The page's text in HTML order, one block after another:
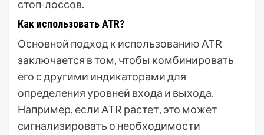
стоп-лоссов.
Как использовать ATR?
Основной подход к использованию ATR
заключается в том, чтобы комбинировать
его с другими индикаторами для
определения уровней входа и выхода.
Например, если ATR растет, это может
сигнализировать о необходимости